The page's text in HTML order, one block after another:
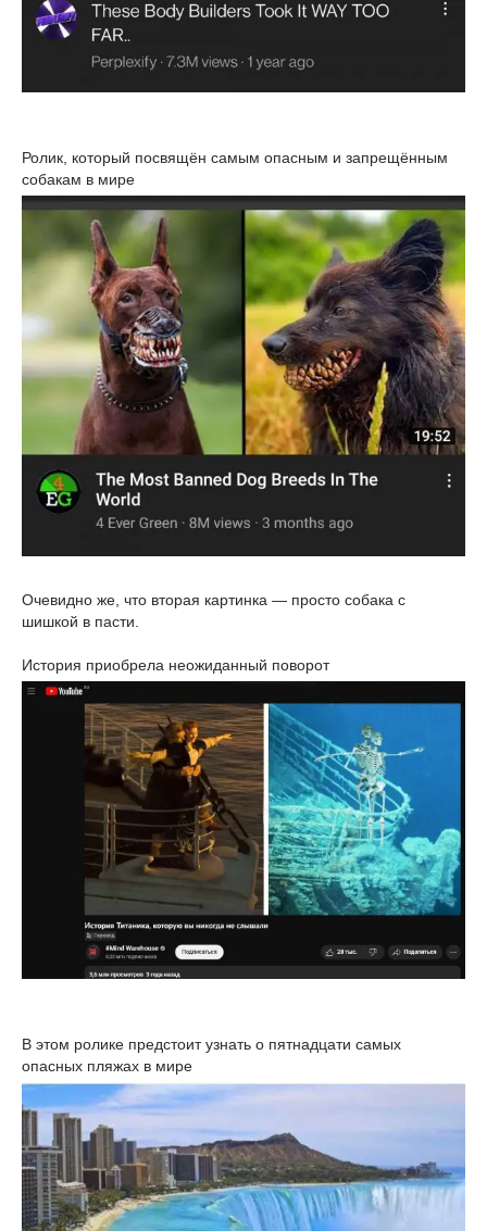
Ролик, который посвящён самым опасным и запрещённым
собакам в мире
Очевидно же, что вторая картинка — просто собака с
шишкой в пасти.
История приобрела неожиданный поворот
В этом ролике предстоит узнать о пятнадцати самых
опасных пляжах в мире